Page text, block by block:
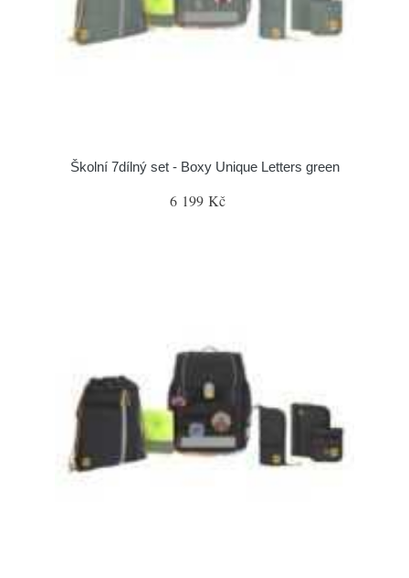
Školní 7dílný set - Boxy Unique Letters green
6 199 Kč